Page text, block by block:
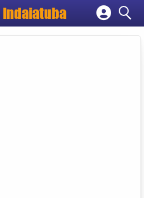
Indaiatuba
Cadastrar empresa